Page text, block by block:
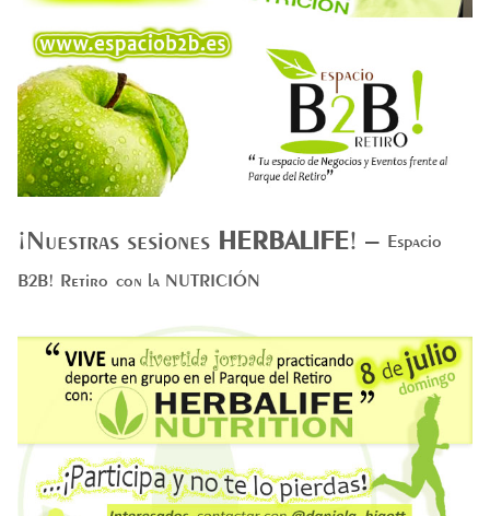
¡Nuestras sesiones HERBALIFE! – Espacio
B2B! Retiro con la NUTRICIÓN